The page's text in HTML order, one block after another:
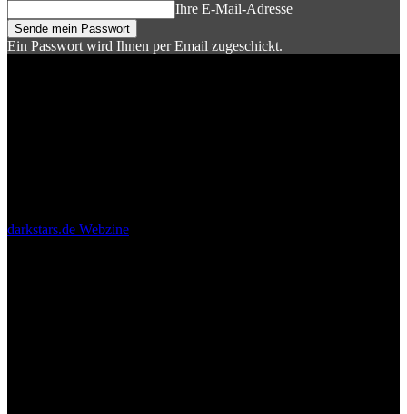
Ihre E-Mail-Adresse
Ein Passwort wird Ihnen per Email zugeschickt.
darkstars.de Webzine